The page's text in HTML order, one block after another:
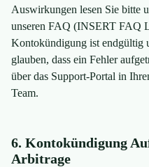
Auswirkungen lesen Sie bitte
unseren FAQ (INSERT FAQ
Kontokündigung ist endgültig
glauben, dass ein Fehler
über das Support-Portal in
Team.
6. Kontokündigung
Arbitrage